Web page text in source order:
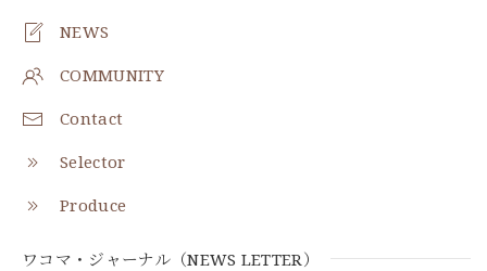
NEWS
COMMUNITY
Contact
Selector
Produce
ワコマ・ジャーナル（NEWS LETTER）